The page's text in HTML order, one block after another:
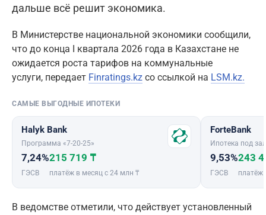
дальше всё решит экономика.
В Министерстве национальной экономики сообщили,
что до конца I квартала 2026 года в Казахстане не
ожидается роста тарифов на коммунальные
услуги, передает Finratings.kz со ссылкой на LSM.kz.
САМЫЕ ВЫГОДНЫЕ ИПОТЕКИ
Halyk Bank
Программа «7-20-25»
7,24%
ГЭСВ
215 719 ₸
платёж в месяц с 24 млн ₸
ForteBank
Ипотека под
9,53%
ГЭСВ
243
платёж
В ведомстве отметили, что действует установленный